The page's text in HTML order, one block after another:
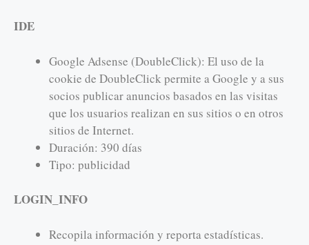
IDE
Google Adsense (DoubleClick): El uso de la
cookie de DoubleClick permite a Google y a sus
socios publicar anuncios basados en las visitas
que los usuarios realizan en sus sitios o en otros
sitios de Internet.
Duración: 390 días
Tipo: publicidad
LOGIN_INFO
Recopila información y reporta estadísticas.